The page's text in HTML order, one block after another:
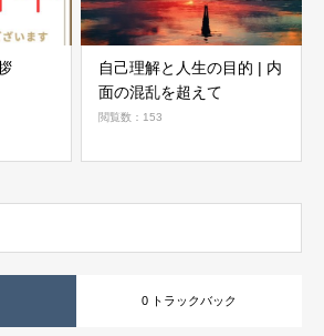
自己理解と人生の目的 | 内
面の混乱を超えて
閲覧数：153
0 トラックバック